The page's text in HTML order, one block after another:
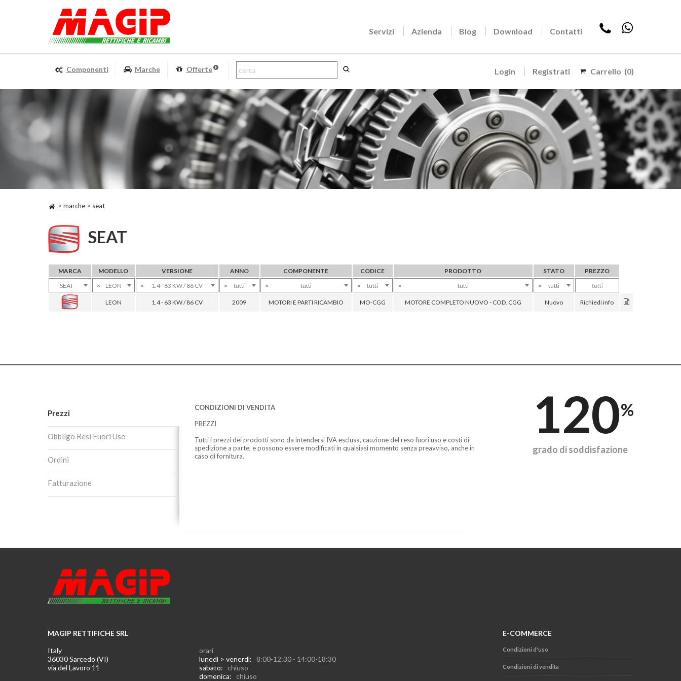
Servizi Azienda Blog Download Contatti
Login Registrati Carrello (0)
Componenti Marche Offerte
> marche > seat
SEAT
MARCA MODELLO VERSIONE ANNO COMPONENTE CODICE PRODOTTO STATO
PREZZO
SEAT
× LEON × 1.4 - 63 KW / 86 CV × tutti × tutti × tutti × tutti × tutti tutti
LEON 1.4 - 63 KW / 86 CV 2009 MOTORI E PARTI RICAMBIO MO-CGG MOTORE COMPLETO NUOVO - COD. CGG Nuovo Richiedi info
Prezzi
Obbligo Resi Fuori Uso
Ordini
Fatturazione
CONDIZIONI DI VENDITA
PREZZI
Tutti i prezzi dei prodotti sono da intendersi IVA esclusa, cauzione del reso fuori uso e costi di
spedizione a parte, e possono essere modificati in qualsiasi momento senza preavviso, anche in
caso di fornitura.
120%
grado di soddisfazione
MAGIP RETTIFICHE SRL
Italy
36030 Sarcedo (VI)
via del Lavoro 11
orari
lunedì > venerdì: 8:00-12:30 - 14:00-18:30
sabato: chiuso
domenica: chiuso
E-COMMERCE
Condizioni d'uso
Condizioni di vendita